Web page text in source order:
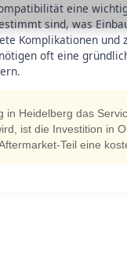
eine
sind, was
Komplikationen und
oft eine
in Heidelberg das
ist die Investition in
Teil eine